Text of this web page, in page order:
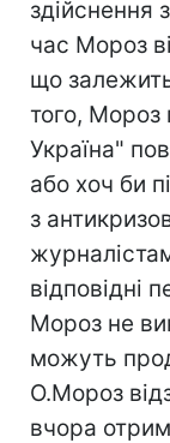
здійснення
час Мороз
що
того,
Україна"
або хоч би
з
відповідні
Мороз не
можуть
О.Мороз
вчора